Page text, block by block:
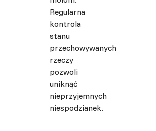
Regularna
kontrola
stanu
przechowywanych
rzeczy
pozwoli
uniknąć
nieprzyjemnych
niespodzianek.